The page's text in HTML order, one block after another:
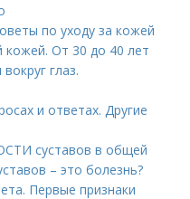
по уходу за кожей
кожей. От 30 до 40 лет
глаз.
и ответах. Другие
суставов в общей
– это болезнь?
Первые признаки